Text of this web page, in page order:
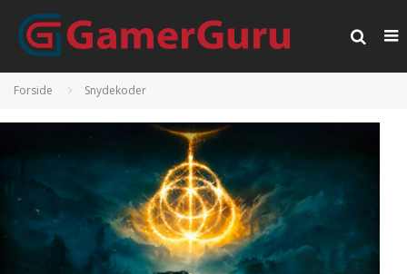
Forside Snydekoder